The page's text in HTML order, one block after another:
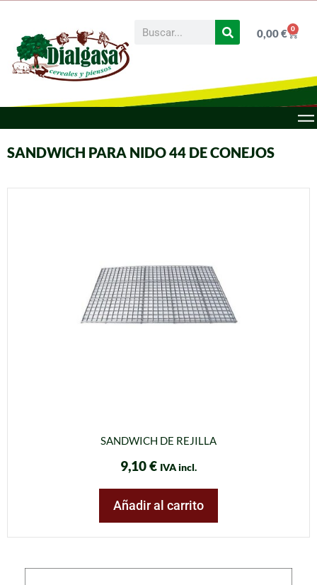
0,00€ 0
SANDWICH PARA NIDO 44 DE CONEJOS
SANDWICH DE REJILLA
9,10€ IVA incl.
Añadir al carrito